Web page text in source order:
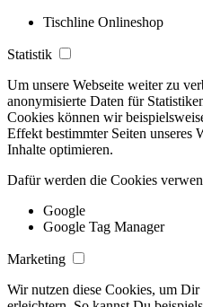
Tischline Onlineshop
Statistik
Um unsere Webseite weiter zu
anonymisierte Daten für
Cookies können wir
Effekt bestimmter Seiten unseres
Inhalte optimieren.
Dafür werden die Cookies
Google
Google Tag Manager
Marketing
Wir nutzen diese Cookies, um